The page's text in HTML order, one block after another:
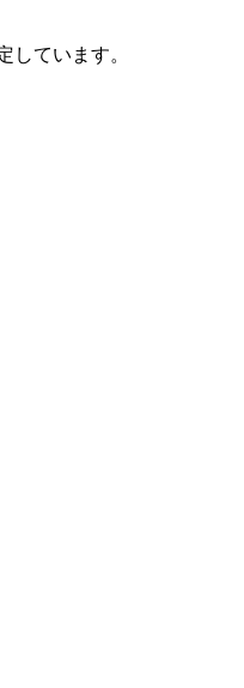
しています。